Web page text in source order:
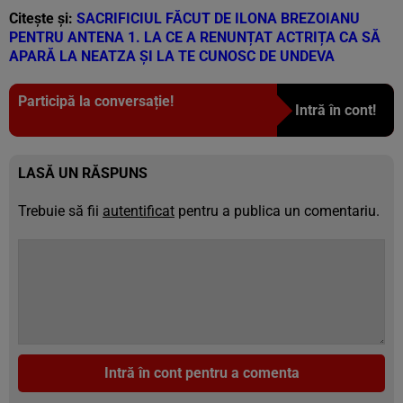
Citește și: SACRIFICIUL FĂCUT DE ILONA BREZOIANU
PENTRU ANTENA 1. LA CE A RENUNȚAT ACTRIȚA CA SĂ
APARĂ LA NEATZA ȘI LA TE CUNOSC DE UNDEVA
Participă la conversație!
Intră în cont!
LASĂ UN RĂSPUNS
Trebuie să fii autentificat pentru a publica un comentariu.
Intră în cont pentru a comenta